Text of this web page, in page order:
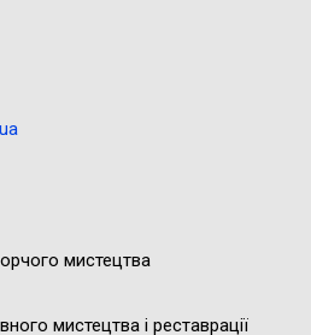
мистецтва
мистецтва і реставрації